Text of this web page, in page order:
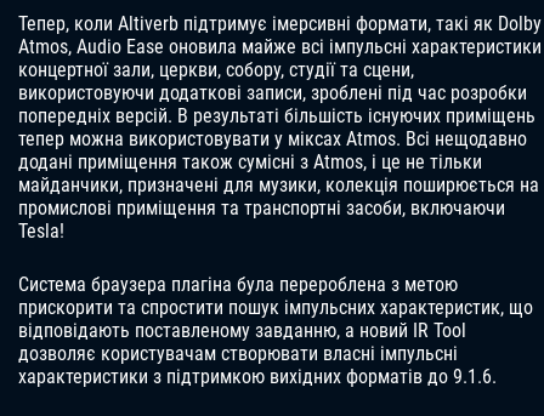
Тепер, коли Altiverb підтримує імерсивні формати, такі як Dolby
Atmos, Audio Ease оновила майже всі імпульсні характеристики
концертної зали, церкви, собору, студії та сцени,
використовуючи додаткові записи, зроблені під час розробки
попередніх версій. В результаті більшість існуючих приміщень
тепер можна використовувати у міксах Atmos. Всі нещодавно
додані приміщення також сумісні з Atmos, і це не тільки
майданчики, призначені для музики, колекція поширюється на
промислові приміщення та транспортні засоби, включаючи
Tesla!
Система браузера плагіна була перероблена з метою
прискорити та спростити пошук імпульсних характеристик, що
відповідають поставленому завданню, а новий IR Tool
дозволяє користувачам створювати власні імпульсні
характеристики з підтримкою вихідних форматів до 9.1.6.